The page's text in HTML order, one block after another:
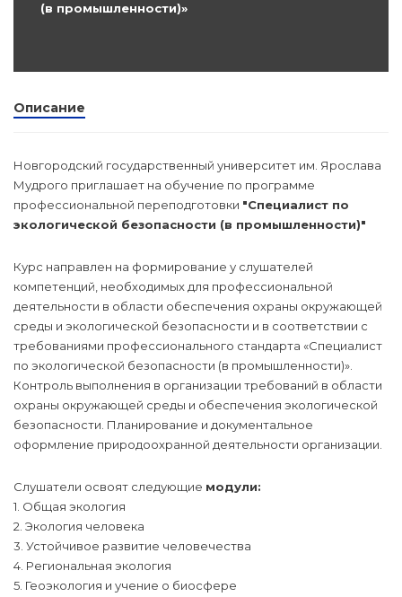
(в промышленности)»
Описание
Новгородский государственный университет им. Ярослава
Мудрого приглашает на обучение по программе
профессиональной переподготовки "Специалист по
экологической безопасности (в промышленности)"
Курс направлен на формирование у слушателей
компетенций, необходимых для профессиональной
деятельности в области обеспечения охраны окружающей
среды и экологической безопасности и в соответствии с
требованиями профессионального стандарта «Специалист
по экологической безопасности (в промышленности)».
Контроль выполнения в организации требований в области
охраны окружающей среды и обеспечения экологической
безопасности. Планирование и документальное
оформление природоохранной деятельности организации.
Слушатели освоят следующие модули:
1. Общая экология
2. Экология человека
3. Устойчивое развитие человечества
4. Региональная экология
5. Геоэкология и учение о биосфере